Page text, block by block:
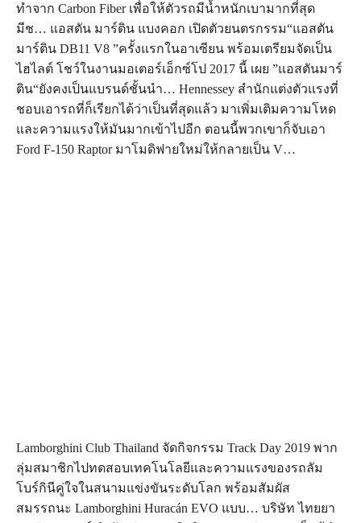
ทำจาก Carbon Fiber เพื่อให้ตัวรถมีน้ำหนักเบามากที่สุด
มีช… แอสตัน มาร์ติน แบงคอก เปิดตัวยนตรกรรม“แอสตัน
มาร์ติน DB11 V8 ”ครั้งแรกในอาเซียน พร้อมเตรียมจัดเป็น
ไฮไลต์ โชว์ในงานมอเตอร์เอ็กซ์โป 2017 นี้ เผย ”แอสตันมาร์
ติน“ยังคงเป็นแบรนด์ชั้นนำ… Hennessey สำนักแต่งตัวแรงที่
ชอบเอารถที่ก็เรียกได้ว่าเป็นที่สุดแล้ว มาเพิ่มเติมความโหด
และความแรงให้มันมากเข้าไปอีก ตอนนี้พวกเขาก็จับเอา
Ford F-150 Raptor มาโมดิฟายใหม่ให้กลายเป็น V…
Lamborghini Club Thailand จัดกิจกรรม Track Day 2019 พาก
ลุ่มสมาชิกไปทดสอบเทคโนโลยีและความแรงของรถลัม
โบร์กินีคู่ใจในสนามแข่งขันระดับโลก พร้อมสัมผัส
สมรรถนะ Lamborghini Huracán EVO แบบ… บริษัท ไทยยา